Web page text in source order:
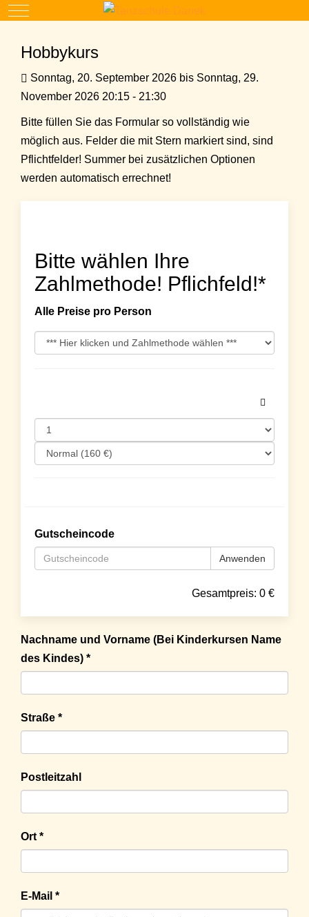
Mobile Menu Toggle
Hobbykurs
Sonntag, 20. September 2026 bis Sonntag, 29.
November 2026 20:15 - 21:30
Bitte füllen Sie das Formular so vollständig wie
möglich aus. Felder die mit Stern markiert sind, sind
Pflichtfelder! Summer bei zusätzlichen Optionen
werden automatisch errechnet!
Bitte wählen Ihre
Zahlmethode! Pflichfeld!*
Alle Preise pro Person
Gutscheincode
Anwenden
Gesamtpreis: 0 €
Nachname und Vorname (Bei Kinderkursen Name
des Kindes) *
Straße *
Postleitzahl
Ort *
E-Mail *